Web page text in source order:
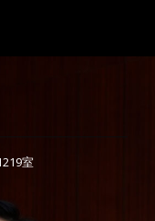
室